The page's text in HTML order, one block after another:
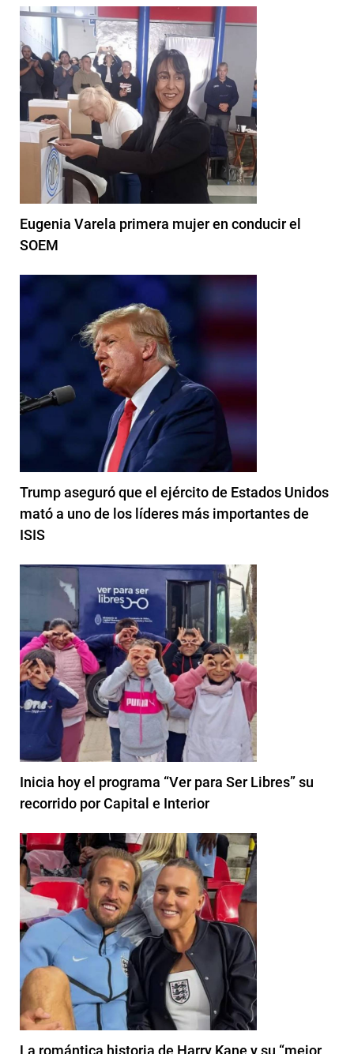
Eugenia Varela primera mujer en conducir el
SOEM
Trump aseguró que el ejército de Estados Unidos
mató a uno de los líderes más importantes de
ISIS
Inicia hoy el programa “Ver para Ser Libres” su
recorrido por Capital e Interior
La romántica historia de Harry Kane y su “mejor